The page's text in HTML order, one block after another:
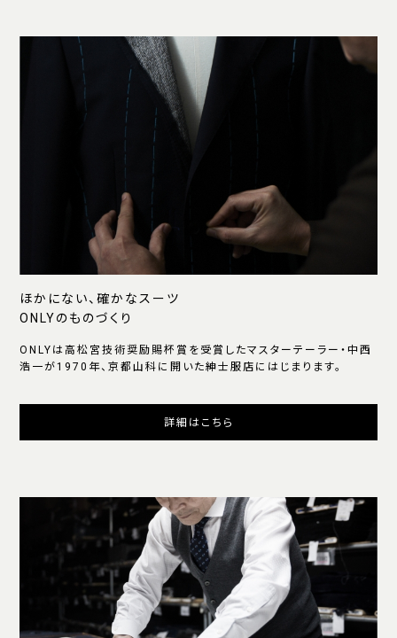
ほかにない、確かなスーツ
ONLYのものづくり
ONLYは高松宮技術奨励賜杯賞を受賞したマスターテーラー・中西
浩一が1970年、京都山科に開いた紳士服店にはじまります。
詳細はこちら